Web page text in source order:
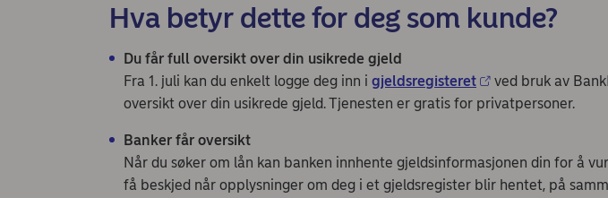
Hva betyr dette for deg som kunde?
Du får full oversikt over din usikrede gjeld
Fra 1. juli kan du enkelt logge deg inn i gjeldsregisteret
ved bruk av
oversikt over din usikrede gjeld. Tjenesten er gratis for privatpersoner.
Banker får oversikt
Når du søker om lån kan banken innhente gjeldsinformasjonen din for å
få beskjed når opplysninger om deg i et gjeldsregister blir hentet, på